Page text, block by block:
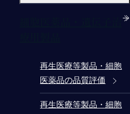
再生医療等製品・細胞
医薬品の品質評価
再生医療等製品・細胞